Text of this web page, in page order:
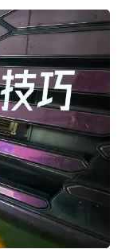
1⃣️ 常换空气滤
气滤芯，不混
更高，能有效
少空调